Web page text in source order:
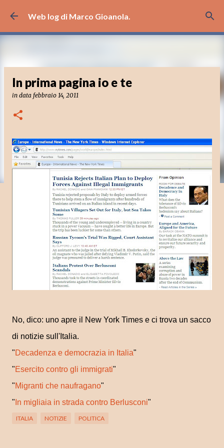
Passa ai contenuti principali
Web log di Marco Gioanola.
In prima pagina io e te
in data febbraio 14, 2011
No, dico: uno apre il New York Times e ci trova un sacco
di notizie sull'Italia.
"Decadenza e democrazia in Italia"
"Esercito contro gli immigrati"
"Migranti che naufragano"
" In migliaia in strada contro Berlusconi"
ITALIA NOTIZIE POLITICA